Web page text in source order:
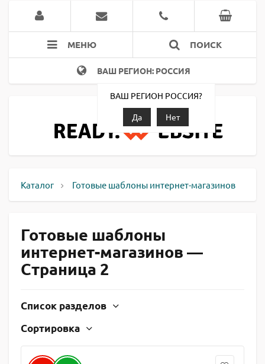
МЕНЮ ПОИСК
ВАШ РЕГИОН: РОССИЯ
ВАШ РЕГИОН РОССИЯ?
Да
Нет
Каталог Готовые шаблоны интернет-магазинов
Готовые шаблоны
интернет-магазинов —
Страница 2
Список разделов
Сортировка